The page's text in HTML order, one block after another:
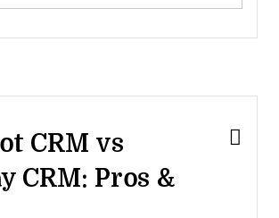
CRM vs
CRM: Pros &